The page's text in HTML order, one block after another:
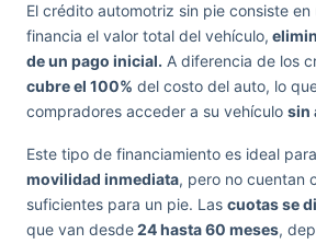
El crédito automotriz sin pie consiste en
financia el valor total del vehículo,
de un pago inicial. A diferencia de los
cubre el 100% del costo del auto, lo
compradores acceder a su vehículo sin
Este tipo de financiamiento es ideal
movilidad inmediata, pero no cuentan
suficientes para un pie. Las cuotas se
que van desde24 hasta 60 meses,